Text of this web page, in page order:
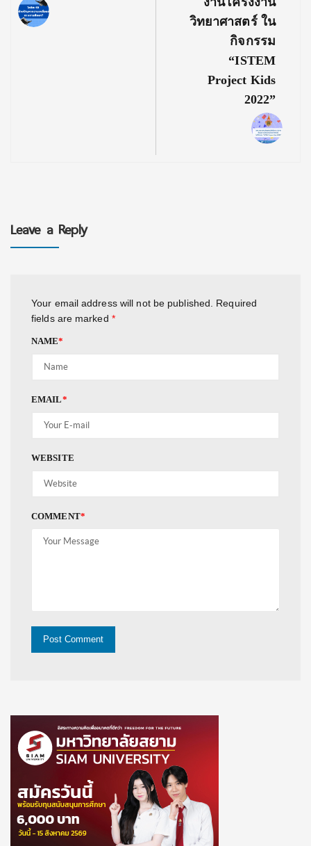
วิทยาศาสตร์ ใน
กิจกรรม
“iSTEM
Project Kids
2022”
Leave a Reply
Your email address will not be published.
Required
fields are marked *
NAME*
EMAIL*
WEBSITE
COMMENT*